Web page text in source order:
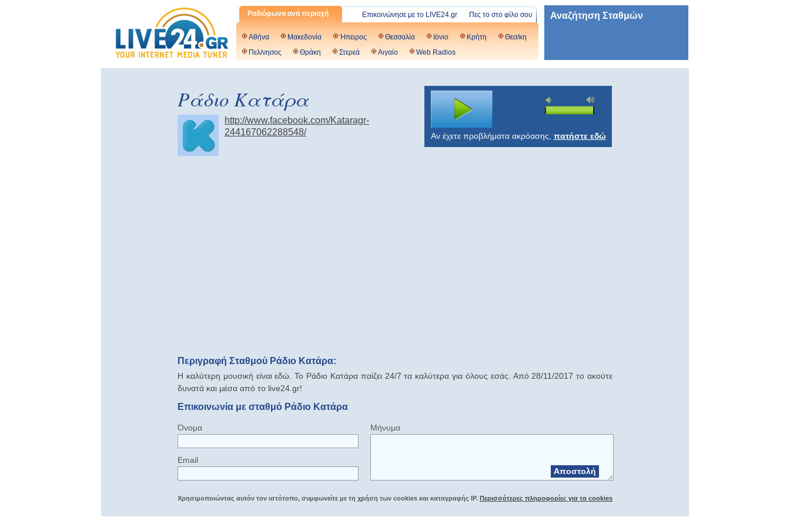
Ραδιόφωνα ανά περιοχή Πες το στο φίλο σου
Επικοινώνησε με το LIVE24.gr
Αθήνα Μακεδονία Ήπειρος Θεσσαλία Ιόνιο Κρήτη
Θεσ/κη
Πελ/νησος
Θράκη Στερεά Αιγαίο Web Radios
Αναζήτηση Σταθμών
Ράδιο Κατάρα
http://www.facebook.com/Kataragr-
244167062288548/
Αν έχετε προβλήματα ακρόασης, πατήστε εδώ
Περιγραφή Σταθμού Ράδιο Κατάρα:
Η καλύτερη μουσική είναι εδώ. Το Ράδιο Κατάρα παίζει 24/7 τα καλύτερα για όλους εσάς. Από 28/11/2017 το ακούτε
δυνατά και μέσα από το live24.gr!
Επικοινωνία με σταθμό Ράδιο Κατάρα
Όνομα
Email
Μήνυμα
Αποστολή
Χρησιμοποιώντας αυτόν τον ιστότοπο, συμφωνείτε με τη χρήση των cookies και καταγραφής IP. Περισσότερες πληροφορίες για τα cookies